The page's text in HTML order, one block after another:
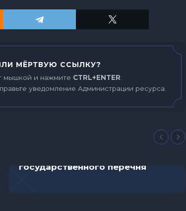
МЁРТВУЮ ССЫЛКУ?
мышкой и нажмите CTRL+ENTER
уведомление Администрации ресурса.
Родители детей с НФ1 просят не
государственного перечня